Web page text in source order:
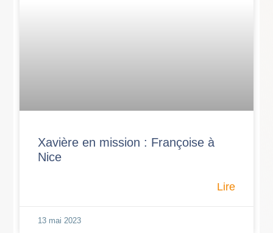
Xavière en mission : Françoise à
Nice
Lire
13 mai 2023